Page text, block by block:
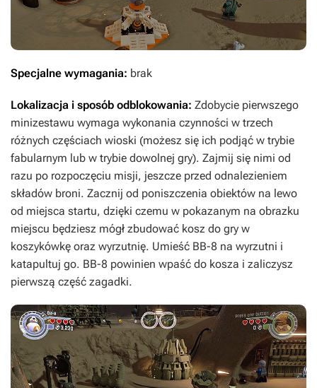
Specjalne wymagania: brak
Lokalizacja i sposób odblokowania: Zdobycie pierwszego
minizestawu wymaga wykonania czynności w trzech
różnych częściach wioski (możesz się ich podjąć w trybie
fabularnym lub w trybie dowolnej gry). Zajmij się nimi od
razu po rozpoczęciu misji, jeszcze przed odnalezieniem
składów broni. Zacznij od poniszczenia obiektów na lewo
od miejsca startu, dzięki czemu w pokazanym na obrazku
miejscu będziesz mógł zbudować kosz do gry w
koszykówkę oraz wyrzutnię. Umieść BB-8 na wyrzutni i
katapultuj go. BB-8 powinien wpaść do kosza i zaliczysz
pierwszą część zagadki.